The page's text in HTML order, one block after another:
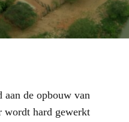
de opbouw van
hard gewerkt